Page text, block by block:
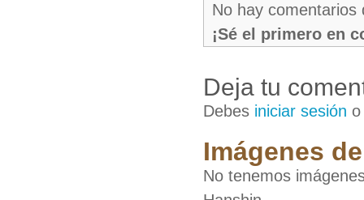
No hay comentarios
¡Sé el primero en
Deja tu
Debes iniciar sesión
Imágenes
No tenemos